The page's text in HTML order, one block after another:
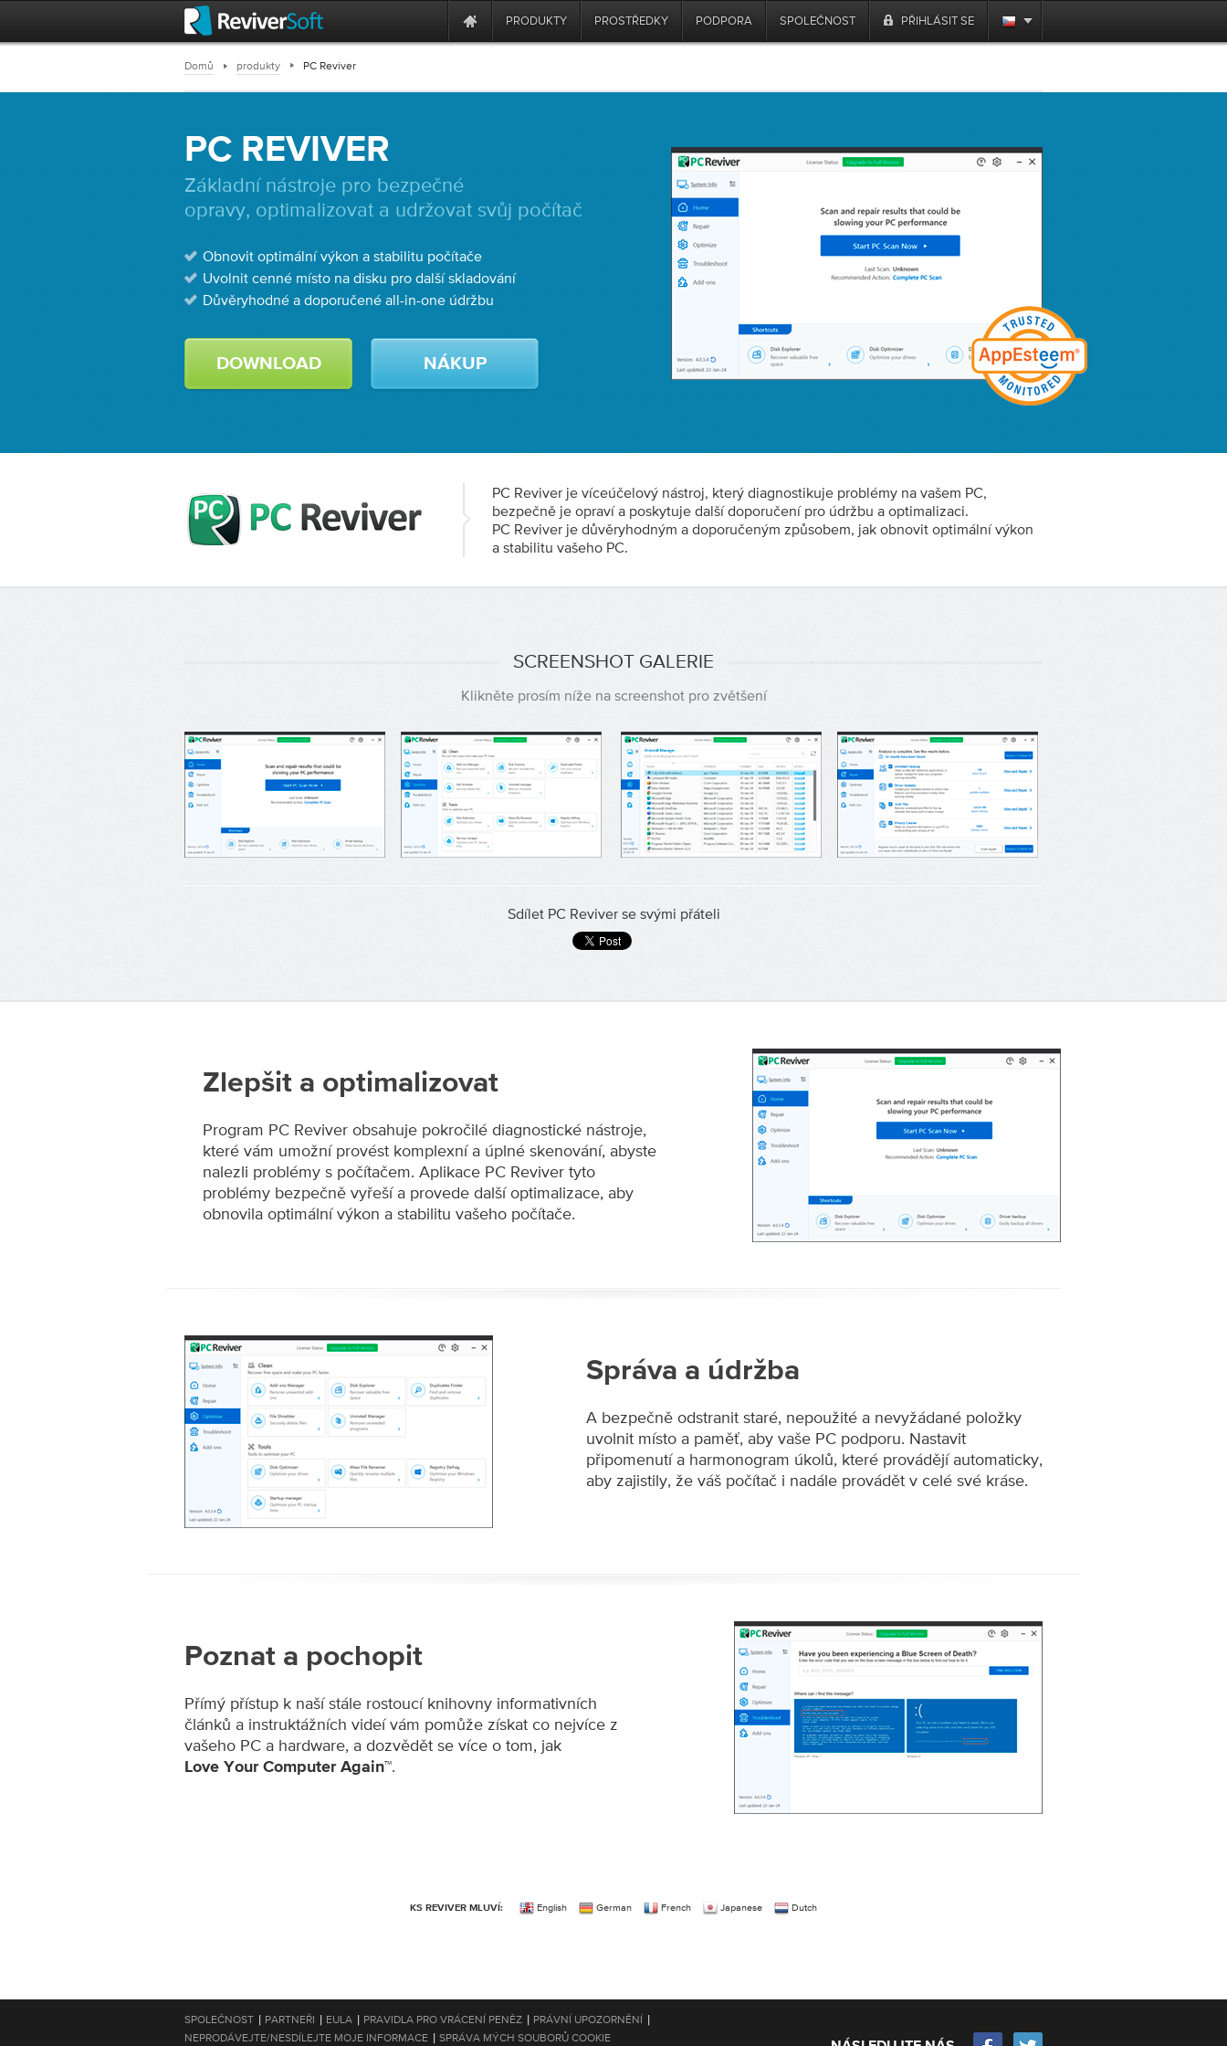
PRODUKTY PROSTŘEDKY PODPORA SPOLEČNOST PŘIHLÁSIT SE
Domů produkty PC Reviver
PC REVIVER
Základní nástroje pro bezpečné
opravy, optimalizovat a udržovat svůj počítač
Obnovit optimální výkon a stabilitu počítače
Uvolnit cenné místo na disku pro další skladování
Důvěryhodné a doporučené all-in-one údržbu
DOWNLOAD NÁKUP
PC Reviver je víceúčelový nástroj, který diagnostikuje problémy na vašem PC,
bezpečně je opraví a poskytuje další doporučení pro údržbu a optimalizaci.
PC Reviver je důvěryhodným a doporučeným způsobem, jak obnovit optimální výkon
a stabilitu vašeho PC.
SCREENSHOT GALERIE
Klikněte prosím níže na screenshot pro zvětšení
Sdílet PC Reviver se svými přáteli
Zlepšit a optimalizovat
Program PC Reviver obsahuje pokročilé diagnostické nástroje,
které vám umožní provést komplexní a úplné skenování, abyste
nalezli problémy s počítačem. Aplikace PC Reviver tyto
problémy bezpečně vyřeší a provede další optimalizace, aby
obnovila optimální výkon a stabilitu vašeho počítače.
Správa a údržba
A bezpečně odstranit staré, nepoužité a nevyžádané položky
uvolnit místo a paměť, aby vaše PC podporu. Nastavit
připomenutí a harmonogram úkolů, které provádějí automaticky,
aby zajistily, že váš počítač i nadále provádět v celé své kráse.
Poznat a pochopit
Přímý přístup k naší stále rostoucí knihovny informativních
článků a instruktážních videí vám pomůže získat co nejvíce z
vašeho PC a hardware, a dozvědět se více o tom, jak
Love Your Computer Again™.
KS REVIVER MLUVÍ: English German French Japanese Dutch
SPOLEČNOST | PARTNEŘI | EULA | PRAVIDLA PRO VRÁCENÍ PENĚZ | PRÁVNÍ UPOZORNĚNÍ |
NEPRODÁVEJTE/NESDÍLEJTE MOJE INFORMACE | SPRÁVA MÝCH SOUBORŮ COOKIE